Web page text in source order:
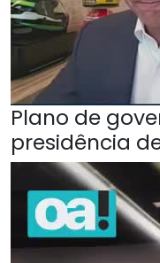
Plano de
presidência